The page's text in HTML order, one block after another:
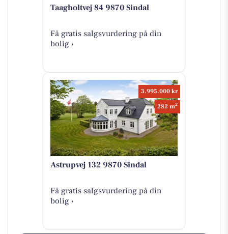
Taagholtvej 84 9870 Sindal
Få gratis salgsvurdering på din
bolig ›
3.995.000 kr
282 m2
Astrupvej 132 9870 Sindal
Få gratis salgsvurdering på din
bolig ›